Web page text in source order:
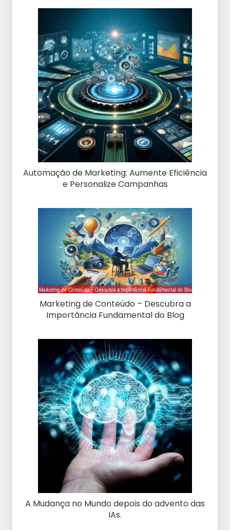
Automação de Marketing: Aumente Eficiência
e Personalize Campanhas
Marketing de Conteúdo – Descubra a
Importância Fundamental do Blog
A Mudança no Mundo depois do advento das
IAs.